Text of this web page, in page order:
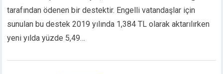
panel
panel
panel
tarafından ödenen bir destektir. Engelli vatandaşlar için
sunulan bu destek 2019 yılında 1,384 TL olarak aktarılırken
yeni yılda yüzde 5,49…